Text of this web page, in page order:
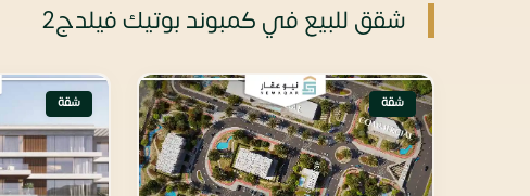
شقق للبيع في كمبوند بوتيك فيلدج2
شقة شقة